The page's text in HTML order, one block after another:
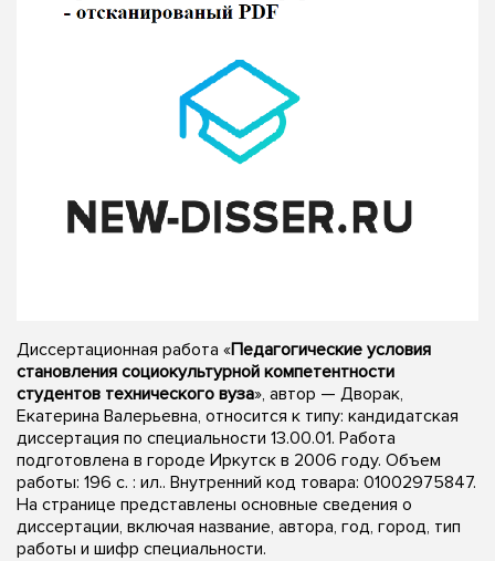
Диссертационная работа «Педагогические условия
становления социокультурной компетентности
студентов технического вуза», автор — Дворак,
Екатерина Валерьевна, относится к типу: кандидатская
диссертация по специальности 13.00.01. Работа
подготовлена в городе Иркутск в 2006 году. Объем
работы: 196 с. : ил.. Внутренний код товара: 01002975847.
На странице представлены основные сведения о
диссертации, включая название, автора, год, город, тип
работы и шифр специальности.